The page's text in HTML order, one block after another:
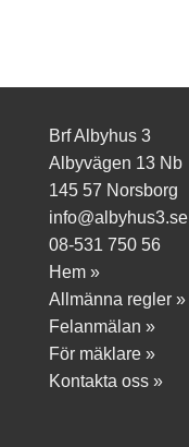
Brf Albyhus 3
Albyvägen 13 Nb
145 57 Norsborg
info@albyhus3.se
08-531 750 56
Hem »
Allmänna regler »
Felanmälan »
För mäklare »
Kontakta oss »